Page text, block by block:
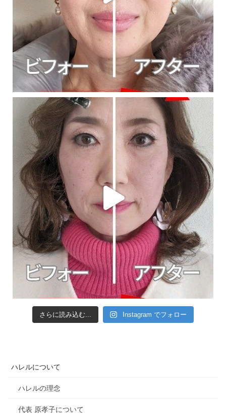
さらに読み込む... Instagram でフォロー
ハレルについて
ハレルの理念
代表 原孝子について